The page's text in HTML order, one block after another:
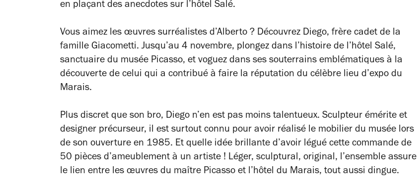
en plaçant des anecdotes sur l’hôtel Salé.
Vous aimez les œuvres surréalistes d’Alberto ? Découvrez Diego, frère cadet de la
famille Giacometti. Jusqu’au 4 novembre, plongez dans l’histoire de l’hôtel Salé,
sanctuaire du musée Picasso, et voguez dans ses souterrains emblématiques à la
découverte de celui qui a contribué à faire la réputation du célèbre lieu d’expo du
Marais.
Plus discret que son bro, Diego n’en est pas moins talentueux. Sculpteur émérite et
designer précurseur, il est surtout connu pour avoir réalisé le mobilier du musée lors
de son ouverture en 1985. Et quelle idée brillante d’avoir légué cette commande de
50 pièces d’ameublement à un artiste ! Léger, sculptural, original, l’ensemble assure
le lien entre les œuvres du maître Picasso et l’hôtel du Marais, tout aussi dingue.